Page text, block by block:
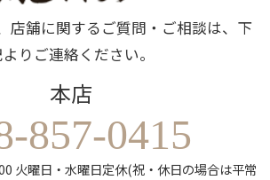
店舗に関するご質問・ご相談は、下
りご連絡ください。
本店
857-0415
火曜日・水曜日定休(祝・休日の場合は平常